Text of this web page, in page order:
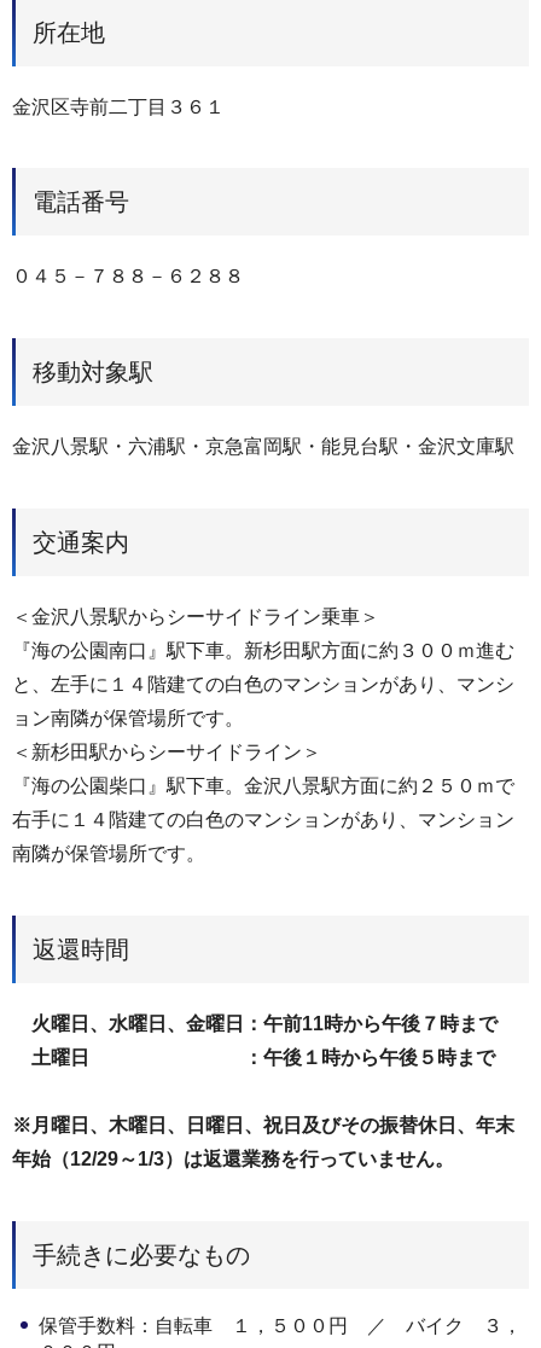
所在地
金沢区寺前二丁目３６１
電話番号
０４５－７８８－６２８８
移動対象駅
金沢八景駅・六浦駅・京急富岡駅・能見台駅・金沢文庫駅
交通案内
＜金沢八景駅からシーサイドライン乗車＞
『海の公園南口』駅下車。新杉田駅方面に約３００ｍ進む
と、左手に１４階建ての白色のマンションがあり、マンシ
ョン南隣が保管場所です。
＜新杉田駅からシーサイドライン＞
『海の公園柴口』駅下車。金沢八景駅方面に約２５０ｍで
右手に１４階建ての白色のマンションがあり、マンション
南隣が保管場所です。
返還時間
火曜日、水曜日、金曜日：午前11時から午後７時まで
土曜日 ：午後１時から午後５時まで
※月曜日、木曜日、日曜日、祝日及びその振替休日、年末
年始（12/29～1/3）は返還業務を行っていません。
手続きに必要なもの
保管手数料：自転車 １，５００円 ／ バイク ３，